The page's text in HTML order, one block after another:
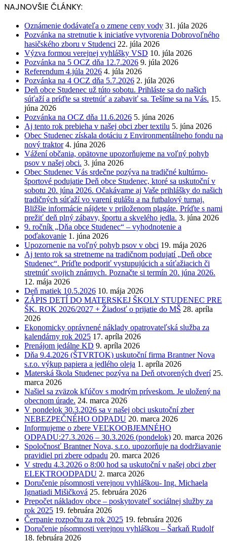
NAJNOVŠIE ČLÁNKY:
Oznámenie dodávateľa o zmene ceny vody 31. júla 2026
Pozvánka na stretnutie k iniciatíve vytvorenia Dobrovoľného
hasičského zboru v Studenci 22. júla 2026
Výzva formou verejnej vyhlášky VSD 10. júla 2026
Pozvánka na 5 OCZ dňa 12.7.2026 9. júla 2026
Referendum 4.júla 2026 4. júla 2026
Pozvánka na 4 OCZ dňa 5.7.2026 2. júla 2026
Deň obce Studenec už túto sobotu. Prihláste sa do našich
súťaží a príďte sa stretnúť a zabaviť sa. Tešíme sa na Vás. 15.
júna 2026
Pozvánka na OCZ dňa 11.6.2026 5. júna 2026
Aj tento rok prebieha v našej obci zber textilu 5. júna 2026
Obec Studenec získala dotáciu z Environmentálneho fondu na
nový traktor 4. júna 2026
Vážení občania, opätovne upozorňujeme na voľný pohyb
psov v našej obci. 3. júna 2026
Obec Studenec Vás srdečne pozýva na tradičné kultúrno-
športové podujatie Deň obce Studenec, ktoré sa uskutoční v
sobotu 20. júna 2026. Očakávame aj Vaše prihlášky do našich
tradičných súťaží vo varení gulášu a na futbalový turnaj.
Bližšie informácie nájdete v priloženom plagáte. Príďte s nami
prežiť deň plný zábavy, športu a skvelého jedla. 3. júna 2026
9. ročník „Dňa obce Studenec“ – vyhodnotenie a
poďakovanie 1. júna 2026
Upozornenie na voľný pohyb psov v obci 19. mája 2026
Aj tento rok sa stretneme na tradičnom podujatí „Deň obce
Studenec“. Príďte podporiť vystupujúcich a súťažiacich či
stretnúť svojich známych. Poznačte si termín 20. júna 2026.
12. mája 2026
Deň matiek 10.5.2026 10. mája 2026
ZÁPIS DETÍ DO MATERSKEJ ŠKOLY STUDENEC PRE
ŠK. ROK 2026/2027 + Žiadosť o prijatie do MŠ 28. apríla
2026
Ekonomicky oprávnené náklady opatrovateľská služba za
kalendárny rok 2025 17. apríla 2026
Prenájom jedálne KD 9. apríla 2026
Dňa 9.4.2026 (ŠTVRTOK) uskutoční firma Brantner Nova
s.r.o. výkup papiera a jedlého oleja 1. apríla 2026
Materská škola Studenec pozýva na Deň otvorených dverí 25.
marca 2026
Našiel sa zväzok kľúčov s modrým príveskom. Je uložený na
obecnom úrade. 24. marca 2026
V pondelok 30.3.2026 sa v našej obci uskutoční zber
NEBEZPEČNÉHO ODPADU 20. marca 2026
Informujeme o zbere VEĽKOOBJEMNÉHO
ODPADU:27.3.2026 – 30.3.2026 (pondelok) 20. marca 2026
Spoločnosť Brantner Nova, s.r.o. upozorňuje na dodržiavanie
pravidiel pri zbere odpadu 20. marca 2026
V stredu 4.3.2026 o 8:00 hod sa uskutoční v našej obci zber
ELEKTROODPADU 2. marca 2026
Doručenie písomnosti verejnou vyhláškou- Ing. Michaela
Ignatiadi Mišičková 25. februára 2026
Prepočet nákladov obce – poskytovateľ sociálnej služby za
rok 2025 19. februára 2026
Čerpanie rozpočtu za rok 2025 19. februára 2026
Doručenie písomnosti verejnou vyhláškou – Šarkaň Rudolf
18. februára 2026